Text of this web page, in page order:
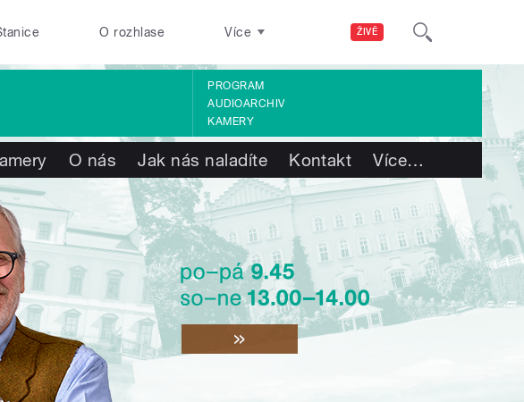
ŽIVĚ
O rozhlase Více
PROGRAM
AUDIOARCHIV
KAMERY
O nás Jak nás naladíte Kontakt Více…